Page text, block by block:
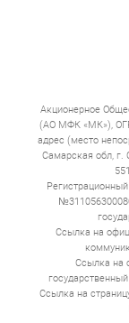
Важно
разработаны
через
займ
Что
Приняв
для
справки
истории.
Доход
Акционерное
(АО МФК «МК»),
адрес (место
Самарская обл, г.
Ссылка на
Ссылка на
Ссылка на